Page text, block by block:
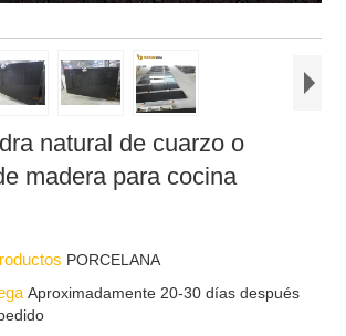
natural de cuarzo o
madera para cocina
PORCELANA
Aproximadamente 20-30 días después